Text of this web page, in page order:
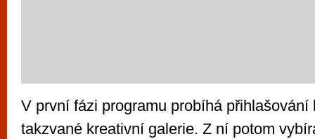
V první fázi programu probíhá přihlašování
takzvané kreativní galerie. Z ní potom